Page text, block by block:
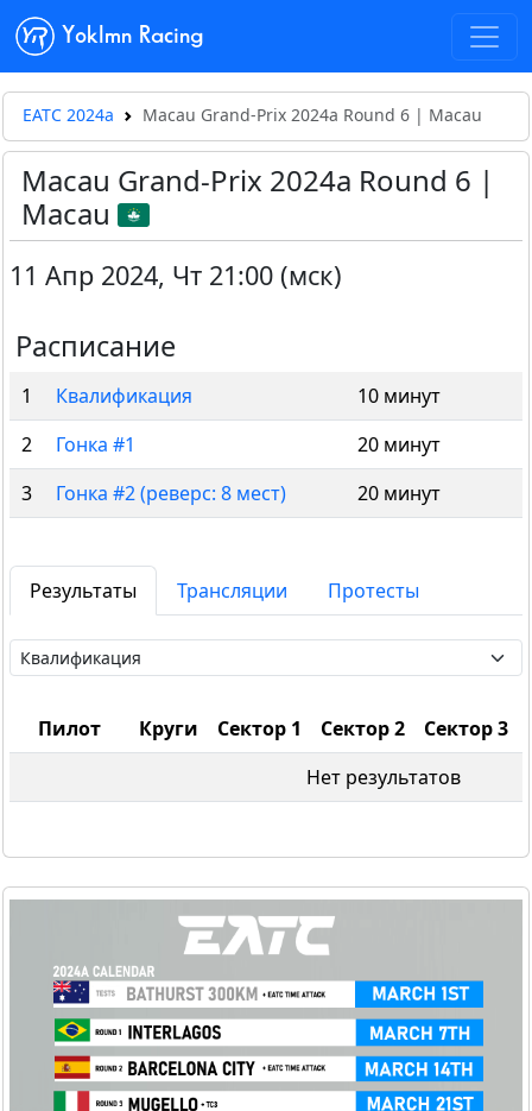
Yoklmn Racing
EATC 2024a Macau Grand-Prix 2024a Round 6 | Macau
Macau Grand-Prix 2024a Round 6 |
Macau
11 Апр 2024, Чт 21:00 (мск)
Расписание
1 Квалификация
10 минут
2
Гонка #1
20 минут
3
Гонка #2 (реверс: 8 мест) 20 минут
Результаты Трансляции Протесты
Пилот Круги Сектор 1 Сектор 2 Сектор 3
Нет результатов